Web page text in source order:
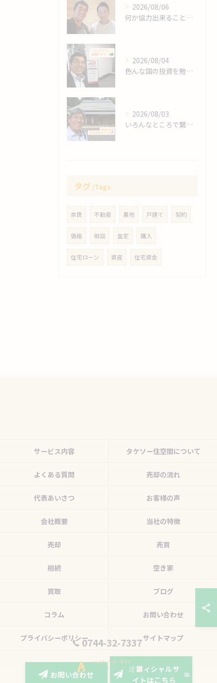
2026/08/06
何か協力出来ることは⁉️
2026/08/04
色んな国の投資を勉強します❗
2026/08/03
いろんなところで繋がりますね～❗
タグ Tags
奈良 不動産 農地 戸建て 契約
価格 相談 査定 購入
住宅ローン 資産 住宅資金
0744-32-7337
お問い合わせ
オフィシャルサ
イトはこちら
サービス内容 タケソー住空間について
よくある質問 売却の流れ
代表あいさつ お客様の声
会社概要 当社の特徴
売却 売買
相続 空き家
買取 ブログ
コラム お問い合わせ
プライバシーポリシー サイトマップ